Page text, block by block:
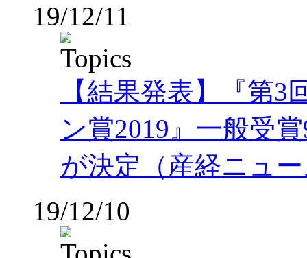
19/12/11
【結果発表】『第
ン賞2019』一般受
が決定（産経ニュ
19/12/10